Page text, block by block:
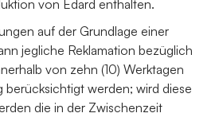
von Edard enthalten.
auf der Grundlage einer
jegliche Reklamation bezüglich
von zehn (10) Werktagen
berücksichtigt werden; wird diese
die in der Zwischenzeit